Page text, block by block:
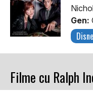
Gen:
Filme cu Ralph